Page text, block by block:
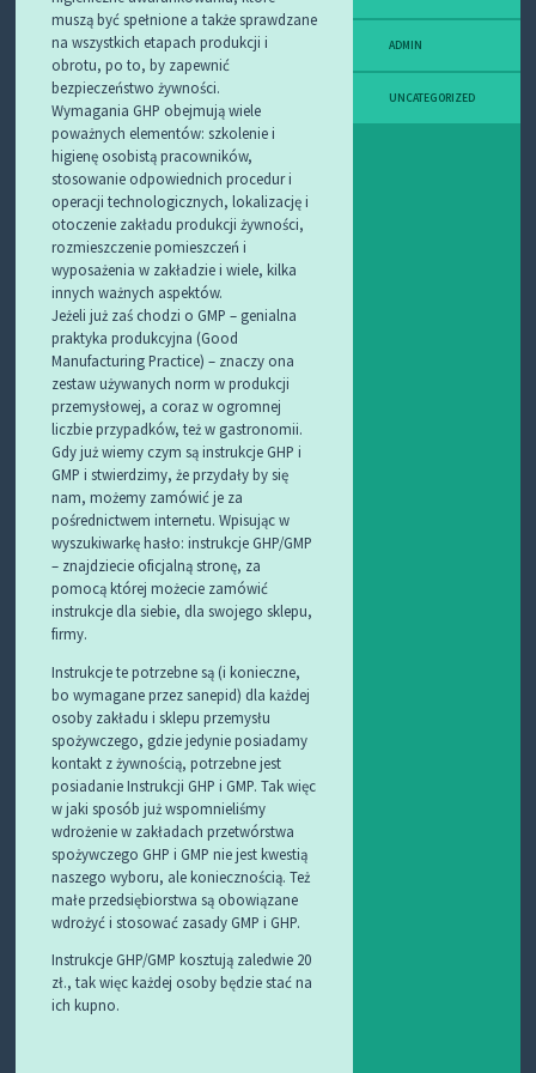
muszą być spełnione a także sprawdzane
na wszystkich etapach produkcji i
obrotu, po to, by zapewnić
bezpieczeństwo żywności.
Wymagania GHP obejmują wiele
poważnych elementów: szkolenie i
higienę osobistą pracowników,
stosowanie odpowiednich procedur i
operacji technologicznych, lokalizację i
otoczenie zakładu produkcji żywności,
rozmieszczenie pomieszczeń i
wyposażenia w zakładzie i wiele, kilka
innych ważnych aspektów.
Jeżeli już zaś chodzi o GMP – genialna
praktyka produkcyjna (Good
Manufacturing Practice) – znaczy ona
zestaw używanych norm w produkcji
przemysłowej, a coraz w ogromnej
liczbie przypadków, też w gastronomii.
Gdy już wiemy czym są instrukcje GHP i
GMP i stwierdzimy, że przydały by się
nam, możemy zamówić je za
pośrednictwem internetu. Wpisując w
wyszukiwarkę hasło: instrukcje GHP/GMP
– znajdziecie oficjalną stronę, za
pomocą której możecie zamówić
instrukcje dla siebie, dla swojego sklepu,
firmy.
Instrukcje te potrzebne są (i konieczne,
bo wymagane przez sanepid) dla każdej
osoby zakładu i sklepu przemysłu
spożywczego, gdzie jedynie posiadamy
kontakt z żywnością, potrzebne jest
posiadanie Instrukcji GHP i GMP. Tak więc
w jaki sposób już wspomnieliśmy
wdrożenie w zakładach przetwórstwa
spożywczego GHP i GMP nie jest kwestią
naszego wyboru, ale koniecznością. Też
małe przedsiębiorstwa są obowiązane
wdrożyć i stosować zasady GMP i GHP.
Instrukcje GHP/GMP kosztują zaledwie 20
zł., tak więc każdej osoby będzie stać na
ich kupno.
ADMIN
UNCATEGORIZED